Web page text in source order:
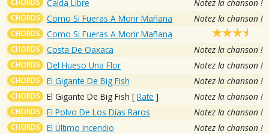
CHORDS Caída Libre Notez la chanson !
CHORDS Como Si Fueras A Morir Mañana Notez la chanson !
CHORDS Como Si Fueras A Morir Mañana
CHORDS Costa De Oaxaca Notez la chanson !
CHORDS Del Hueso Una Flor Notez la chanson !
CHORDS El Gigante De Big Fish Notez la chanson !
CHORDS El Gigante De Big Fish [ Rate ] Notez la chanson !
CHORDS El Polvo De Los Días Raros Notez la chanson !
CHORDS El Último Incendio Notez la chanson !